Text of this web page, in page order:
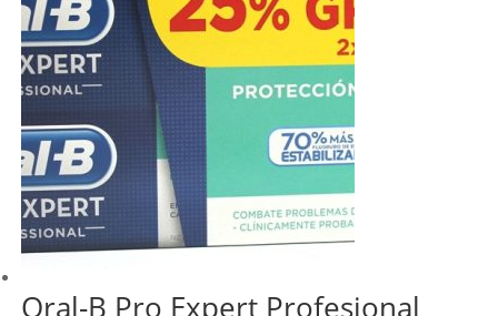
Oral-B Pro Expert Profesional